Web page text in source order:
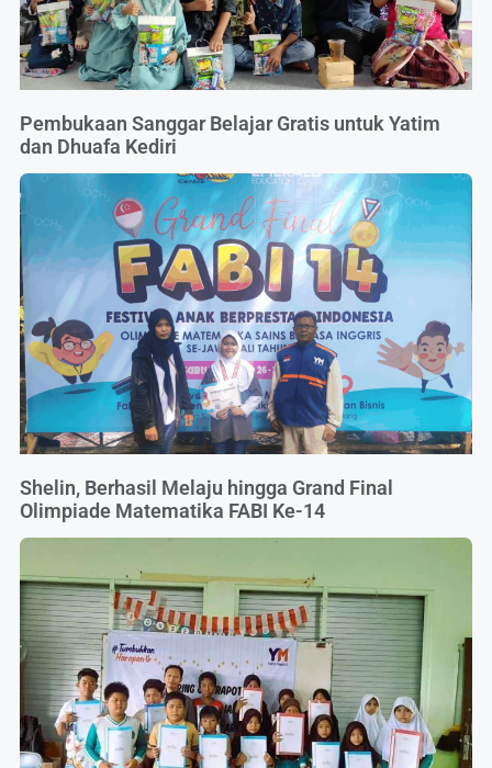
Pembukaan Sanggar Belajar Gratis untuk Yatim
dan Dhuafa Kediri
Shelin, Berhasil Melaju hingga Grand Final
Olimpiade Matematika FABI Ke-14